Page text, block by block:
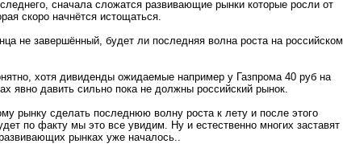
сначала сложатся развивающие рынки которые росли от
скоро начнётся истощаться.
не завершённый, будет ли последняя волна роста на российском
хотя дивиденды ожидаемые например у Газпрома 40 руб на
явно давить сильно пока не должны российский рынок.
рынку сделать последнюю волну роста к лету и после этого
по факту мы это все увидим. Ну и естественно многих заставят
рынках уже началось..